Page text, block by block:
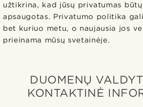
užtikrina, kad jūsų privatumas
apsaugotas. Privatumo politika
bet kuriuo metu, o naujausia jos
prieinama mūsų svetainėje.
DUOMENŲ
KONTAKTINĖ